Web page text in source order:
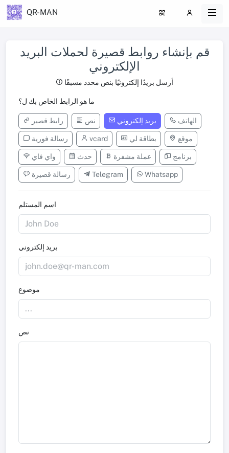
QR-MAN
قم بإنشاء روابط قصيرة لحملات البريد
الإلكتروني
أرسل بريدًا إلكترونيًا بنص محدد مسبقًا
ما هو الرابط الخاص بك ل؟
رابط قصير نص بريد إلكتروني الهاتف
رسالة فورية vcard بطاقة لي موقع
واي فاي حدث عملة مشفرة برنامج
رسالة قصيرة Telegram Whatsapp
اسم المستلم
بريد إلكتروني
موضوع
نص